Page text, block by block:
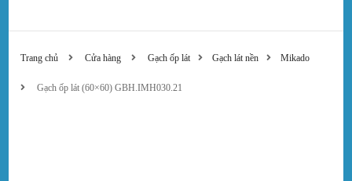
Trang chủ Cửa hàng Gạch ốp lát Gạch lát nền Mikado
Gạch ốp lát (60×60) GBH.IMH030.21